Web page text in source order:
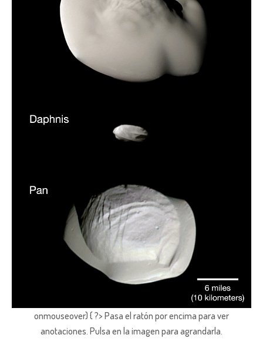
onmouseover) { ?> Pasa el ratón por encima para ver
anotaciones. Pulsa en la imagen para agrandarla.